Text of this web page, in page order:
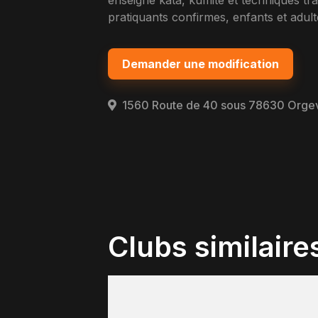
pratiquants confirmes, enfants et
Demander une modification
1560 Route de 40 sous 78630
Clubs